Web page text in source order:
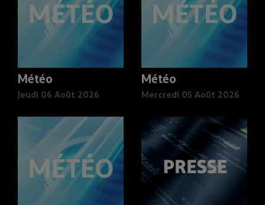
Météo
Jeudi 06 Août 2026
Météo
Mercredi 05 Août 2026